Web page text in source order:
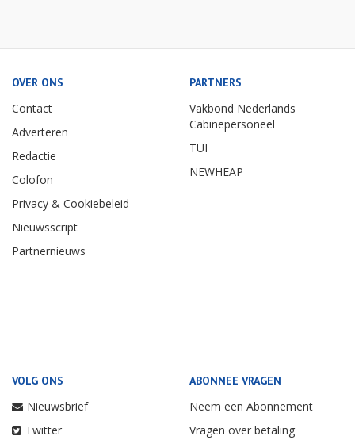
OVER ONS
Contact
Adverteren
Redactie
Colofon
Privacy & Cookiebeleid
Nieuwsscript
Partnernieuws
PARTNERS
Vakbond Nederlands
Cabinepersoneel
TUI
NEWHEAP
VOLG ONS
Nieuwsbrief
Twitter
ABONNEE VRAGEN
Neem een Abonnement
Vragen over betaling